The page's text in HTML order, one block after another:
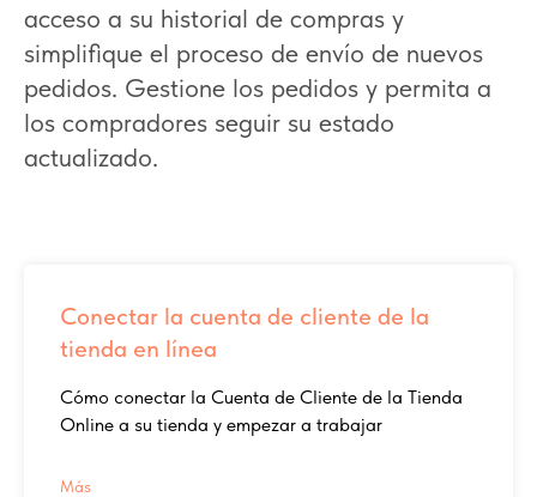
acceso a su historial de compras y
simplifique el proceso de envío de nuevos
pedidos. Gestione los pedidos y permita a
los compradores seguir su estado
actualizado.
Conectar la cuenta de cliente de la
tienda en línea
Cómo conectar la Cuenta de Cliente de la Tienda
Online a su tienda y empezar a trabajar
Más